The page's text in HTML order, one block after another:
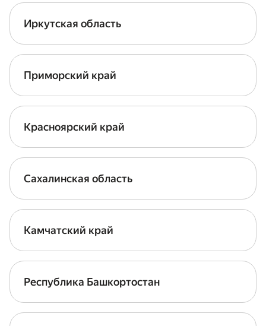
Иркутская область
Приморский край
Красноярский край
Сахалинская область
Камчатский край
Республика Башкортостан